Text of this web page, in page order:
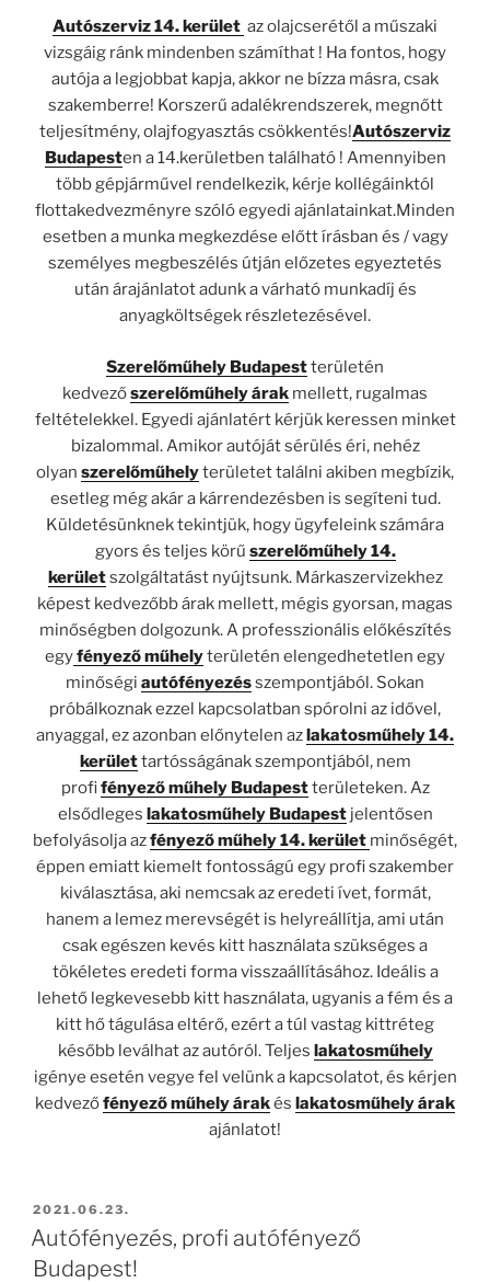
Autószerviz 14. kerület az olajcserétől a műszaki
vizsgáig ránk mindenben számíthat ! Ha fontos, hogy
autója a legjobbat kapja, akkor ne bízza másra, csak
szakemberre! Korszerű adalékrendszerek, megnőtt
teljesítmény, olajfogyasztás csökkentés!Autószerviz
Budapesten a 14.kerületben található ! Amennyiben
több gépjárművel rendelkezik, kérje kollégáinktól
flottakedvezményre szóló egyedi ajánlatainkat.Minden
esetben a munka megkezdése előtt írásban és / vagy
személyes megbeszélés útján előzetes egyeztetés
után árajánlatot adunk a várható munkadíj és
anyagköltségek részletezésével.
Szerelőműhely Budapestterületén
kedvezőszerelőműhely árak mellett, rugalmas
feltételekkel. Egyedi ajánlatért kérjük keressen minket
bizalommal. Amikor autóját sérülés éri, nehéz
olyan szerelőműhelyterületet találni akiben megbízik,
esetleg még akár a kárrendezésben is segíteni tud.
Küldetésünknek tekintjük, hogy ügyfeleink számára
gyors és teljes körű szerelőműhely 14.
kerületszolgáltatást nyújtsunk. Márkaszervizekhez
képest kedvezőbb árak mellett, mégis gyorsan, magas
minőségben dolgozunk. A professzionális előkészítés
egyfényező műhelyterületén elengedhetetlen egy
minőségi autófényezésszempontjából. Sokan
próbálkoznak ezzel kapcsolatban spórolni az idővel,
anyaggal, ez azonban előnytelen azlakatosműhely 14.
kerülettartósságának szempontjából, nem
profifényező műhely Budapestterületeken. Az
elsődleges lakatosműhely Budapestjelentősen
befolyásolja azfényező műhely 14. kerület minőségét,
éppen emiatt kiemelt fontosságú egy profi szakember
kiválasztása, aki nemcsak az eredeti ívet, formát,
hanem a lemez merevségét is helyreállítja, ami után
csak egészen kevés kitt használata szükséges a
tökéletes eredeti forma visszaállításához. Ideális a
lehető legkevesebb kitt használata, ugyanis a fém és a
kitt hő tágulása eltérő, ezért a túl vastag kittréteg
később leválhat az autóról. Teljes lakatosműhely
igénye esetén vegye fel velünk a kapcsolatot, és kérjen
kedvezőfényező műhely árakés lakatosműhely árak
ajánlatot!
BEKÜLDVE:
2021.06.23.
Autófényezés, profi autófényező
Budapest!